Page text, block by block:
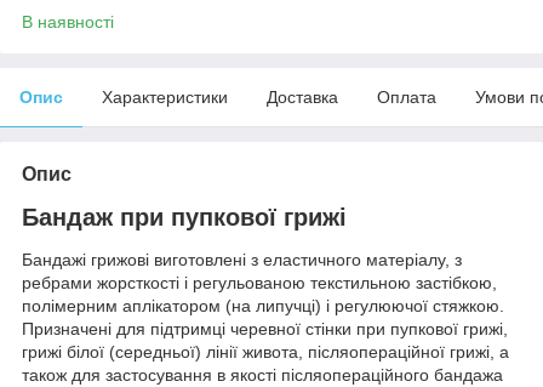
В наявності
Опис Характеристики Доставка Оплата Умови
Опис
Бандаж при пупкової грижі
Бандажі грижові виготовлені з еластичного матеріалу, з
ребрами жорсткості і регульованою текстильною застібкою,
полімерним аплікатором (на липучці) і регулюючої стяжкою.
Призначені для підтримці черевної стінки при пупкової грижі,
грижі білої (середньої) лінії живота, післяопераційної грижі, а
також для застосування в якості післяопераційного бандажа